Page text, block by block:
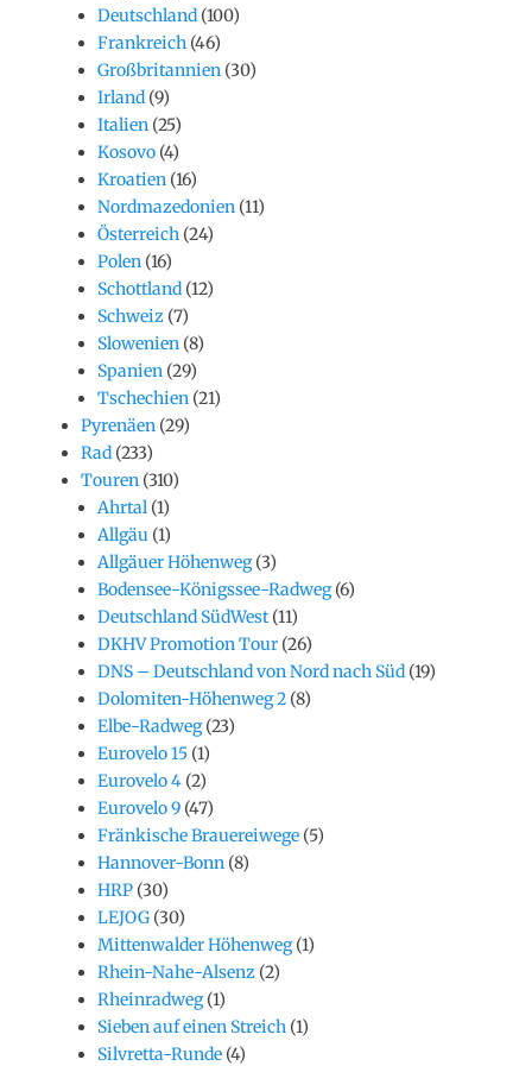
Deutschland (100)
Frankreich (46)
Großbritannien (30)
Irland (9)
Italien (25)
Kosovo (4)
Kroatien (16)
Nordmazedonien (11)
Österreich (24)
Polen (16)
Schottland (12)
Schweiz (7)
Slowenien (8)
Spanien (29)
Tschechien (21)
Pyrenäen (29)
Rad (233)
Touren (310)
Ahrtal (1)
Allgäu (1)
Allgäuer Höhenweg(3)
Bodensee-Königssee-Radweg(6)
Deutschland SüdWest(11)
DKHV Promotion Tour (26)
DNS – Deutschland von Nord nach Süd (19)
Dolomiten-Höhenweg 2 (8)
Elbe-Radweg(23)
Eurovelo 15 (1)
Eurovelo 4 (2)
Eurovelo 9 (47)
Fränkische Brauereiwege (5)
Hannover-Bonn (8)
HRP (30)
LEJOG (30)
Mittenwalder Höhenweg(1)
Rhein-Nahe-Alsenz (2)
Rheinradweg(1)
Sieben auf einen Streich (1)
Silvretta-Runde (4)